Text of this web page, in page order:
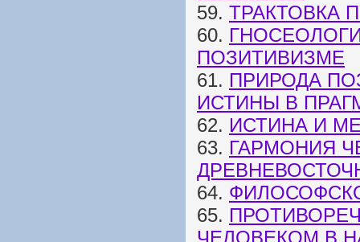
59. ТРАКТОВКА
60.
ПОЗИТИВИЗМЕ
61. ПРИРОДА
ИСТИНЫ В
62. ИСТИНА И
63. ГАРМОНИЯ
64.
65.